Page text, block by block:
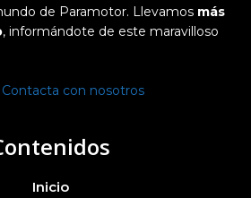
de Paramotor. Llevamos más
, informándote de este maravilloso
Contacta con nosotros
Inicio